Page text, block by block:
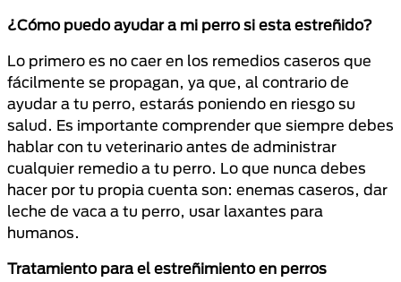
¿Cómo puedo ayudar a mi perro si esta estreñido?
Lo primero es no caer en los remedios caseros que
fácilmente se propagan, ya que, al contrario de
ayudar a tu perro, estarás poniendo en riesgo su
salud. Es importante comprender que siempre debes
hablar con tu veterinario antes de administrar
cualquier remedio a tu perro. Lo que nunca debes
hacer por tu propia cuenta son: enemas caseros, dar
leche de vaca a tu perro, usar laxantes para
humanos.
Tratamiento para el estreñimiento en perros